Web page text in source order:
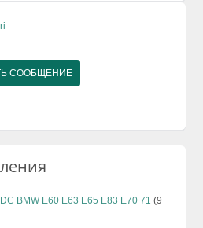
СООБЩЕНИЕ
BMW E60 E63 E65 E83 E70 71 (9